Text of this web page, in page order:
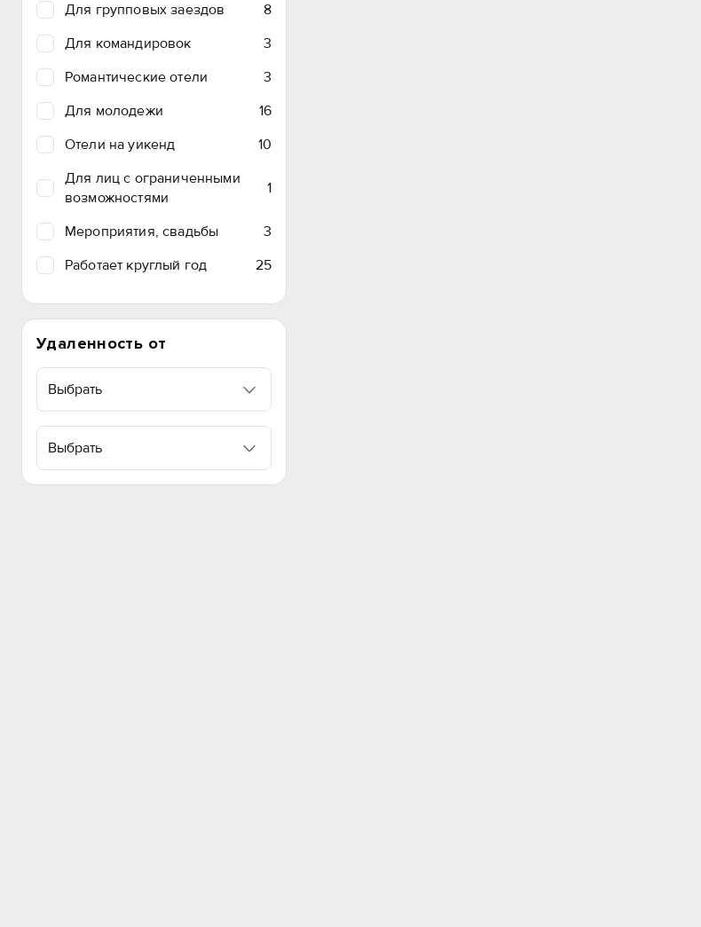
Для групповых заездов
8
Для командировок
3
Романтические отели
3
Для молодежи
16
Отели на уикенд
10
Для лиц с ограниченными
возможностями
1
Мероприятия, свадьбы
3
Работает круглый год
25
Удаленность от
Выбрать
Выбрать